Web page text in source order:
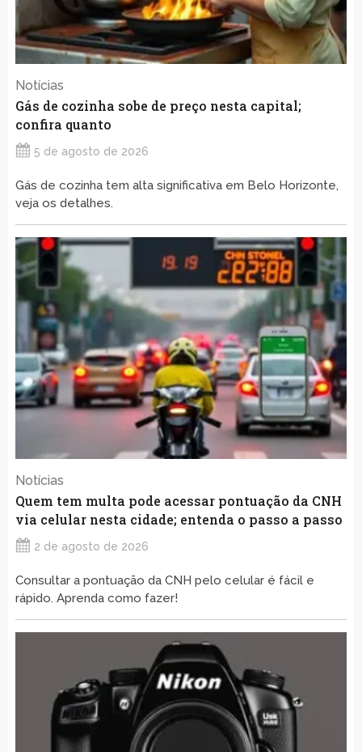
Notícias
Gás de cozinha sobe de preço nesta capital;
confira quanto
5 de agosto de 2026
Gás de cozinha tem alta significativa em Belo Horizonte,
veja os detalhes.
Notícias
Quem tem multa pode acessar pontuação da CNH
via celular nesta cidade; entenda o passo a passo
2 de agosto de 2026
Consultar a pontuação da CNH pelo celular é fácil e
rápido. Aprenda como fazer!